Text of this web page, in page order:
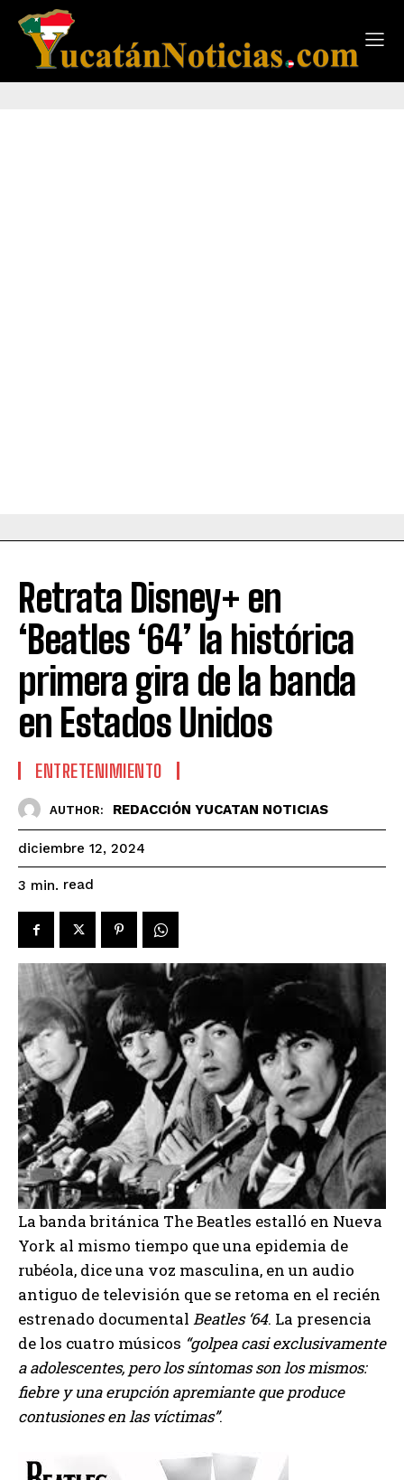
Retrata Disney+ en
‘Beatles ‘64’ la histórica
primera gira de la banda
en Estados Unidos
ENTRETENIMIENTO
AUTHOR: REDACCIÓN YUCATAN NOTICIAS
diciembre 12, 2024
3 min. read
La banda británica The Beatles estalló en Nueva
York al mismo tiempo que una epidemia de
rubéola, dice una voz masculina, en un audio
antiguo de televisión que se retoma en el recién
estrenado documental Beatles ‘64. La presencia
de los cuatro músicos golpea casi exclusivamente
a adolescentes, pero los síntomas son los mismos:
fiebre y una erupción apremiante que produce
contusiones en las víctimas .